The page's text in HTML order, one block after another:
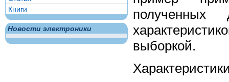
Книги
Новости электроники
выборкой.